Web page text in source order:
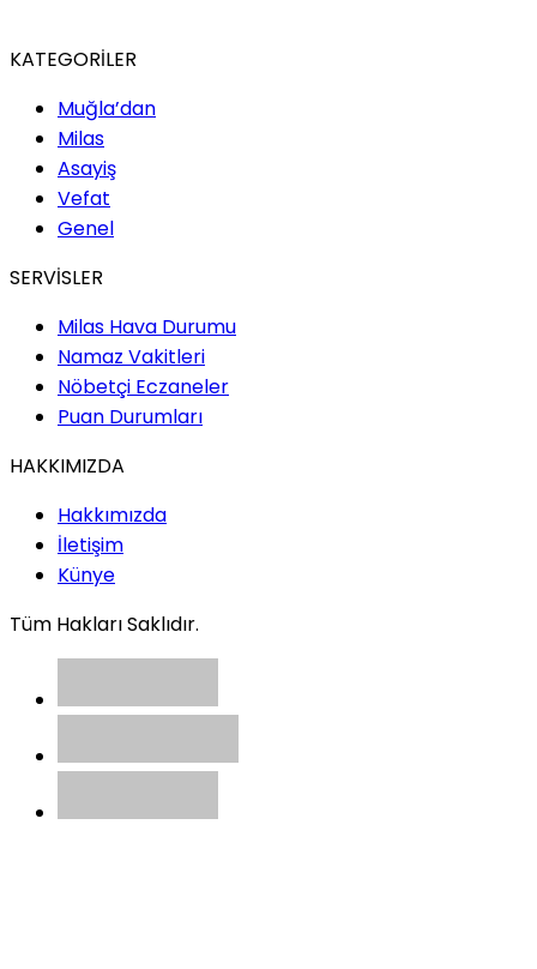
KATEGORİLER
Muğla’dan
Milas
Asayiş
Vefat
Genel
SERVİSLER
Milas Hava Durumu
Namaz Vakitleri
Nöbetçi Eczaneler
Puan Durumları
HAKKIMIZDA
Hakkımızda
İletişim
Künye
Tüm Hakları Saklıdır.